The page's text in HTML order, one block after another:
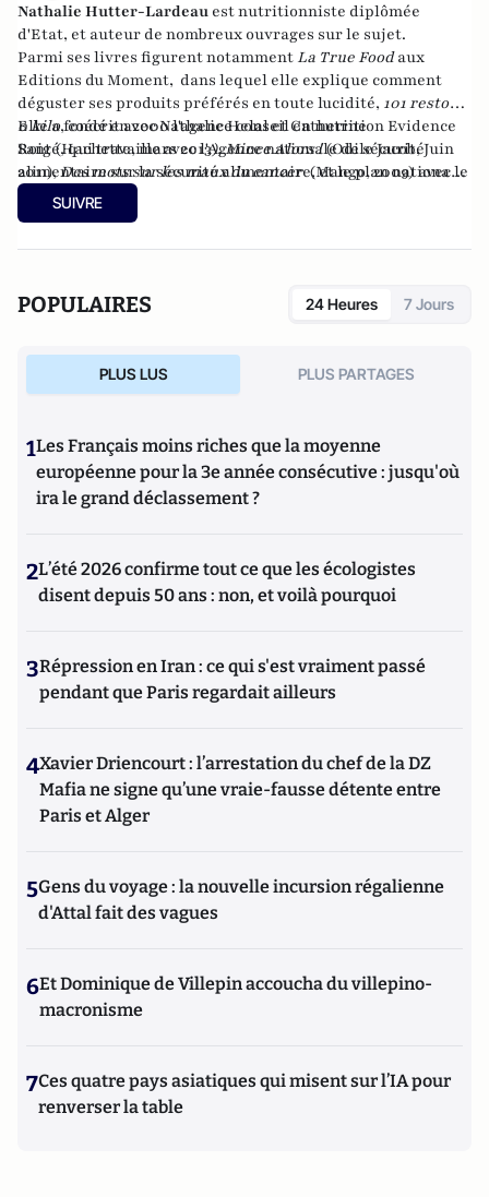
Nathalie Hutter-Lardeau est nutritionniste diplômée
d'Etat, et auteur de nombreux ouvrages sur le sujet.
Parmi ses livres figurent notamment La True Foodaux
Editions du Moment, dans lequel elle explique comment
déguster ses produits préférés en toute lucidité, 101 restos,
0 kilo, coécrit avecNathalie HelaletCatherine
Roig(Hachette, mars 2013),Mince Alors !(Odile Jacob, Juin
2011),Des mots sur les maux du cancer(Mango, 2009) avec le
Professeur David Khayat et Wendy Bouchard, et
régime anti-cancer
Elle a fondé en 2000 l'agence conseil en nutritionEvidence
Santé, qui travaille avec l'Agence nationale de sécurité
alimentaire sur la sécurité alimentaire, et le plan national
nutrition santé, ainsi qu'avec plusieurs entreprises du
secteur agro-alimentaire.
SUIVRE
POPULAIRES 24 Heures 7 Jours
PLUS LUS PLUS PARTAGES
1Les Français moins riches que la moyenne
européenne pour la 3e année consécutive : jusqu'où
ira le grand déclassement ?
2L’été 2026 confirme tout ce que les écologistes
disent depuis 50 ans : non, et voilà pourquoi
3Répression en Iran : ce qui s'est vraiment passé
pendant que Paris regardait ailleurs
4Xavier Driencourt : l’arrestation du chef de la DZ
Mafia ne signe qu’une vraie-fausse détente entre
Paris et Alger
5Gens du voyage : la nouvelle incursion régalienne
d'Attal fait des vagues
6Et Dominique de Villepin accoucha du villepino-
macronisme
7Ces quatre pays asiatiques qui misent sur l’IA pour
renverser la table